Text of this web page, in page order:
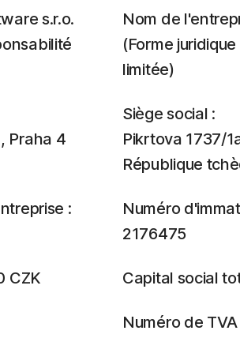
s.r.o.
Praha 4
:
CZK
Nom de
(Forme
limitée)
Siège social :
Pikrtova 1737/
République
Numéro
2176475
Capital social
Numéro de